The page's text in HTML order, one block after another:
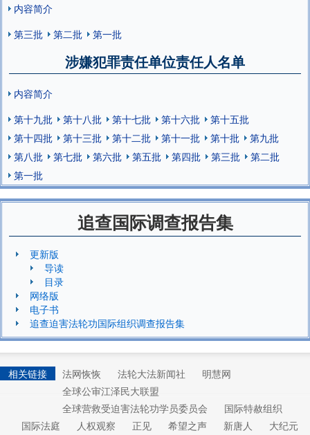
内容简介
第三批
第二批 第一批
涉嫌犯罪责任单位责任人名单
内容简介
第十九批
第十八批 第十七批 第十六批
第十五批
第十四批
第十三批 第十二批 第十一批 第十批
第九批
第八批
第七批 第六批 第五批 第四批 第三批
第二批
第一批
追查国际调查报告集
更新版
导读
目录
网络版
电子书
追查迫害法轮功国际组织调查报告集
相关链接 法网恢恢 法轮大法新闻社
明慧网
全球公审江泽民大联盟
全球营救受迫害法轮功学员委员会
国际特赦组织
国际法庭
人权观察 正见 希望之声 新唐人 大纪元